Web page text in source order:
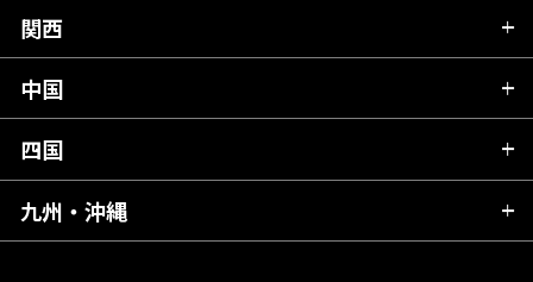
岩手県
宮城県
福島県
群馬県
千葉県
東京都
神奈川県
富山県
石川県
山梨県
長野県
岐阜県
静岡県
愛知県
関西
滋賀県
京都府
大阪府
中国
広島県
岡山県
四国
愛媛県
九州・沖縄